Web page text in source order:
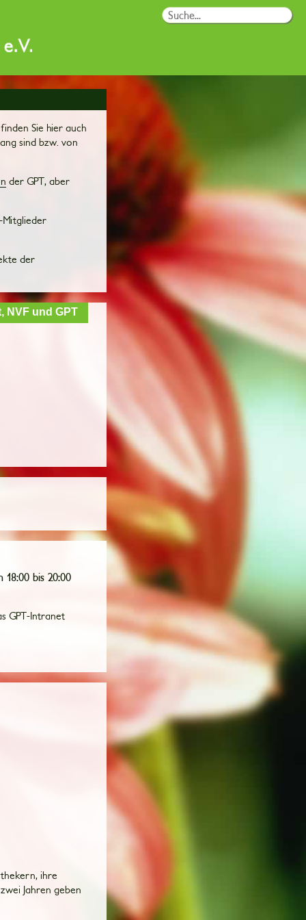
Sie hier auch
sind bzw. von
der GPT, aber
Mitglieder
der
NVF und GPT
bis 20:00
GPT-Intranet
ihre
Jahren geben